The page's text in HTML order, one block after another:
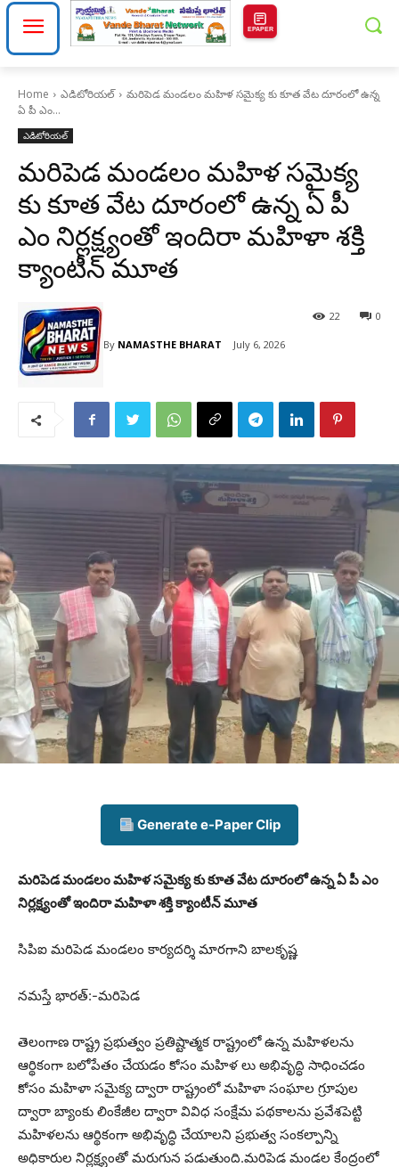
EPAPER
Home ఎడిటోరియల్
మరిపెడ మండలం మహిళ సమైక్య కు కూత వేట దూరంలో ఉన్న
ఏ పీ ఎం...
ఎడిటోరియల్
మరిపెడ మండలం మహిళ సమైక్య
కు కూత వేట దూరంలో ఉన్న ఏ పీ
ఎం నిర్లక్ష్యంతో ఇందిరా మహిళా శక్తి
క్యాంటీన్ మూత
By NAMASTHE BHARAT July 6, 2026
0
22
Generate e-Paper Clip
మరిపెడ మండలం మహిళ సమైక్య కు కూత వేట దూరంలో ఉన్న ఏ పీ ఎం
నిర్లక్ష్యంతో ఇందిరా మహిళా శక్తి క్యాంటీన్ మూత
సిపిఐ మరిపెడ మండలం కార్యదర్శి మారగాని బాలకృష్ణ
నమస్తే భారత్:-మరిపెడ
తెలంగాణ రాష్ట్ర ప్రభుత్వం ప్రతిష్టాత్మక రాష్ట్రంలో ఉన్న మహిళలను
ఆర్థికంగా బలోపేతం చేయడం కోసం మహిళ లు అభివృద్ధి సాధించడం
కోసం మహిళా సమైక్య ద్వారా రాష్ట్రంలో మహిళా సంఘాల గ్రూపుల
ద్వారా బ్యాంకు లింకేజీల ద్వారా వివిధ సంక్షేమ పథకాలను ప్రవేశపెట్టి
మహిళలను ఆర్థికంగా అభివృద్ధి చేయాలని ప్రభుత్వ సంకల్పాన్ని
అధికారుల నిర్లక్ష్యంతో మరుగున పడుతుంది.మరిపెడ మండల కేంద్రంలో